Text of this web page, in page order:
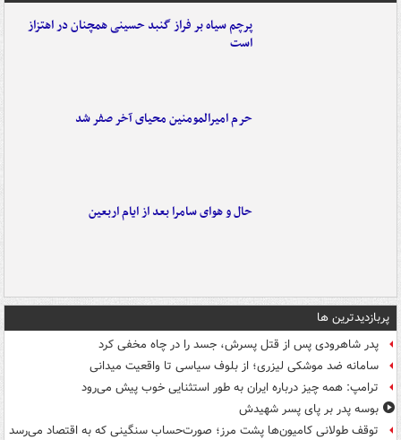
پرچم سیاه بر فراز گنبد حسینی همچنان در اهتزاز
است
حرم امیرالمومنین محیای آخر صفر شد
حال و هوای سامرا بعد از ایام اربعین
پربازدیدترین ها
پدر شاهرودی پس از قتل پسرش، جسد را در چاه مخفی کرد
سامانه ضد موشکی لیزری؛ از بلوف سیاسی تا واقعیت میدانی
ترامپ: همه چیز درباره ایران به طور استثنایی خوب پیش می‌رود
بوسه‌ پدر بر پای پسر شهیدش
توقف طولانی کامیون‌ها پشت مرز؛ صورت‌حساب سنگینی که به اقتصاد می‌رسد